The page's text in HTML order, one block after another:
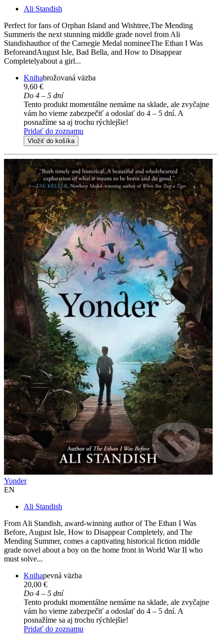
Ali Standish
Perfect for fans of Orphan Island and Wishtree,The Mending
Summeris the next stunning middle grade novel from Ali
Standishauthor of the Carnegie Medal nomineeThe Ethan I Was
BeforeandAugust Isle, Bad Bella, and How to Disappear
Completelyabout a girl...
Knihabrožovaná väzba
9,60 €
Do 4 – 5 dní
Tento produkt momentálne nemáme na sklade, ale zvyčajne
vám ho vieme zabezpečiť a odoslať do 4 – 5 dní. A
posnažíme sa aj trochu rýchlejšie!
Pridať do zoznamu
Vložiť do košíka
Yonder
EN
Ali Standish
From Ali Standish, award-winning author of The Ethan I Was
Before, August Isle, How to Disappear Completely, and The
Mending Summer, comes a captivating historical fiction middle
grade novel about a boy on the home front in World War II who
must solve...
Knihapevná väzba
20,00 €
Do 4 – 5 dní
Tento produkt momentálne nemáme na sklade, ale zvyčajne
vám ho vieme zabezpečiť a odoslať do 4 – 5 dní. A
posnažíme sa aj trochu rýchlejšie!
Pridať do zoznamu